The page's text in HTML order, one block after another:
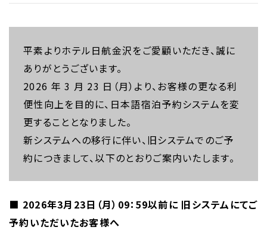
平素よりホテル日航金沢をご愛顧いただき、誠に
ありがとうございます。
2026 年 3 月 23 日（月）より、お客様の更なる利
便性向上を目的に、日本語宿泊予約システムを変
更することとなりました。
新システムへの移行に伴い、旧システムでのご予
約につきまして、以下のとおりご案内いたします。
■ 2026年3月23日（月）09：59以前に 旧システムにてご
予約いただいたお客様へ